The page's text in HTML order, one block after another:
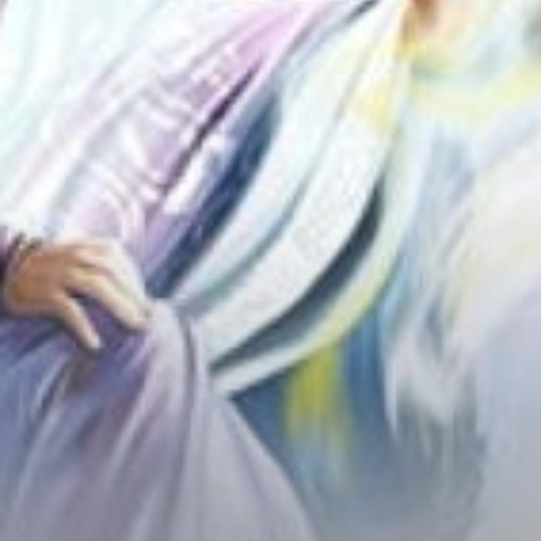
Gia Đình
Hài Hước
Trọng Sinh
Hào Môn Thế Gia
Sảng Văn
Ngược
Xuyên Không